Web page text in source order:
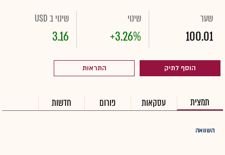
שער
100.01
שינוי
+3.26%
שינוי ב USD
3.16
הוסף לתיק התראות
תמצית עסקאות פורום חדשות
השוואה